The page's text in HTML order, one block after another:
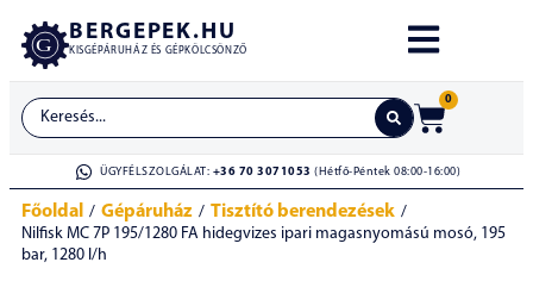
BERGEPEK.HU
KISGÉPÁRUHÁZ ÉS GÉPKÖLCSÖNZŐ
0
ÜGYFÉLSZOLGÁLAT: +36 70 3071053 (Hétfő-Péntek 08:00-16:00)
Főoldal / Gépáruház / Tisztító berendezések /
Nilfisk MC 7P 195/1280 FA hidegvizes ipari magasnyomású mosó, 195
bar, 1280 l/h